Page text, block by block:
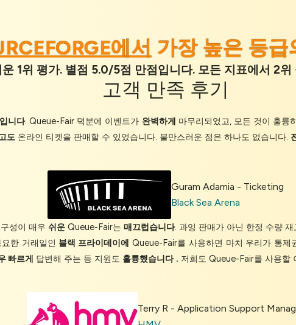
에서 가장 높은 등급
1위 평가. 별점 5.0/5점 만점입니다. 모든 지표에서 2
고객 만족 후기
니다. Queue-Fair 덕분에 이벤트가 완벽하게 마무리되었고, 모든 것이 훌륭
도 온라인 티켓을 판매할 수 있었습니다. 불만스러운 점은 하나도 없습니다.
Guram Adamia - Ticketing
Black Sea Arena
성이 매우 쉬운Queue-Fair는 매끄럽습니다. 과잉 판매가 아닌 한정 수량
요한 거래일인 블랙 프라이데이에 Queue-Fair를 사용하면 마치 우리가 통제
빠르게 답변해 주는 등 지원도 훌륭했습니다 . 저희도 Queue-Fair를 사용할
Terry R - Application Support